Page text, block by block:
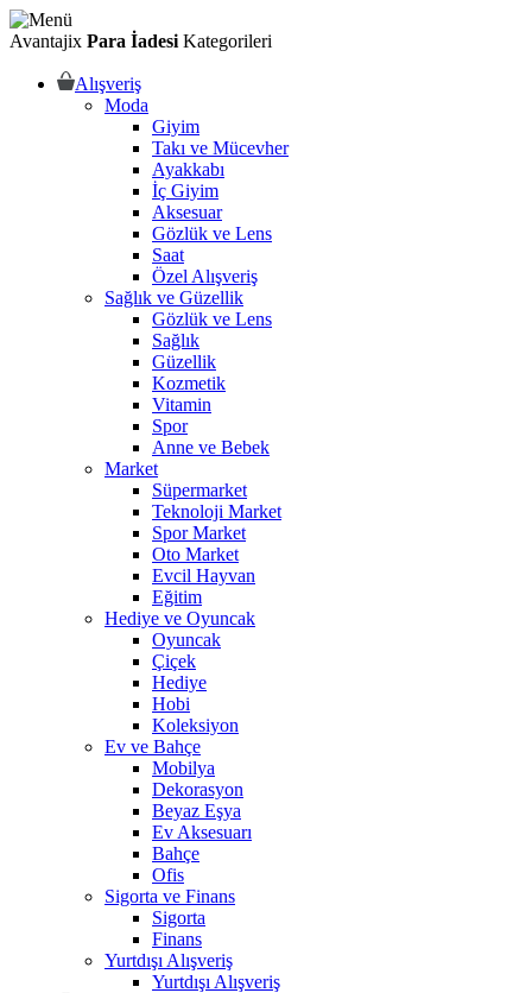
Avantajix Para İadesi Kategorileri
Alışveriş
Moda
Giyim
Takı ve Mücevher
Ayakkabı
İç Giyim
Aksesuar
Gözlük ve Lens
Saat
Özel Alışveriş
Sağlık ve Güzellik
Gözlük ve Lens
Sağlık
Güzellik
Kozmetik
Vitamin
Spor
Anne ve Bebek
Market
Süpermarket
Teknoloji Market
Spor Market
Oto Market
Evcil Hayvan
Eğitim
Hediye ve Oyuncak
Oyuncak
Çiçek
Hediye
Hobi
Koleksiyon
Ev ve Bahçe
Mobilya
Dekorasyon
Beyaz Eşya
Ev Aksesuarı
Bahçe
Ofis
Sigorta ve Finans
Sigorta
Finans
Yurtdışı Alışveriş
Yurtdışı Alışveriş